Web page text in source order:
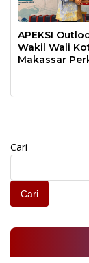
APEKSI
Wakil Wali
Makassar
Cari
Cari